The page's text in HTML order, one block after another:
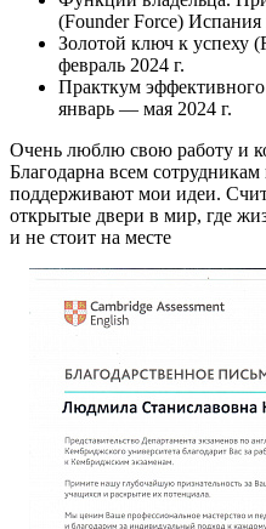
(Founder Force) Испания
Золотой ключ к успеху
февраль 2024 г.
Практкум
январь — мая 2024 г.
Очень люблю свою работу и
Благодарна всем
поддерживают мои идеи.
открытые двери в мир, где
и не стоит на месте